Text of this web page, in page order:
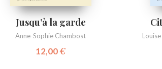
Jusqu’à la garde
Anne-Sophie Chambost
12,00€